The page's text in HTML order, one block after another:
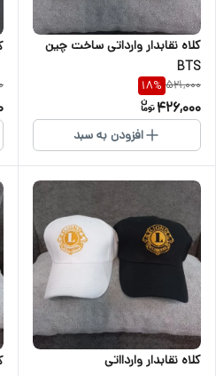
کلاه نقابدار وارداتی ساخت چین
BTS
521,000
18%
426,000
افزودن به سبد
کلاه نقابدار واردااتی